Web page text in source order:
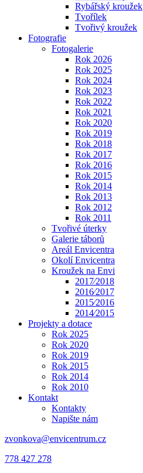
Rybářský kroužek
Tvořílek
Tvořivý kroužek
Fotografie
Fotogalerie
Rok 2026
Rok 2025
Rok 2024
Rok 2023
Rok 2022
Rok 2021
Rok 2020
Rok 2019
Rok 2018
Rok 2017
Rok 2016
Rok 2015
Rok 2014
Rok 2013
Rok 2012
Rok 2011
Tvořivé úterky
Galerie táborů
Areál Envicentra
Okolí Envicentra
Kroužek na Envi
2017⁄2018
2016⁄2017
2015⁄2016
2014⁄2015
Projekty a dotace
Rok 2025
Rok 2020
Rok 2019
Rok 2015
Rok 2014
Rok 2010
Kontakt
Kontakty
Napište nám
zvonkova@envicentrum.cz
778 427 278